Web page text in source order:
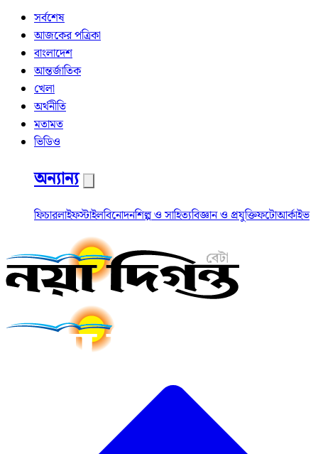
সর্বশেষ
আজকের পত্রিকা
বাংলাদেশ
আন্তর্জাতিক
খেলা
অর্থনীতি
মতামত
ভিডিও
অন্যান্য
ফিচারলাইফস্টাইলবিনোদনশিল্প ও সাহিত্যবিজ্ঞান ও প্রযুক্তিফটোআর্কাইভ